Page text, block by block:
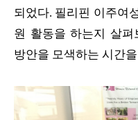
되었다. 필리핀 이주여
원 활동을 하는지 살
방안을 모색하는 시간